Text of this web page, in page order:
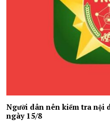
Người dân nên kiểm tra nội
ngày 15/8